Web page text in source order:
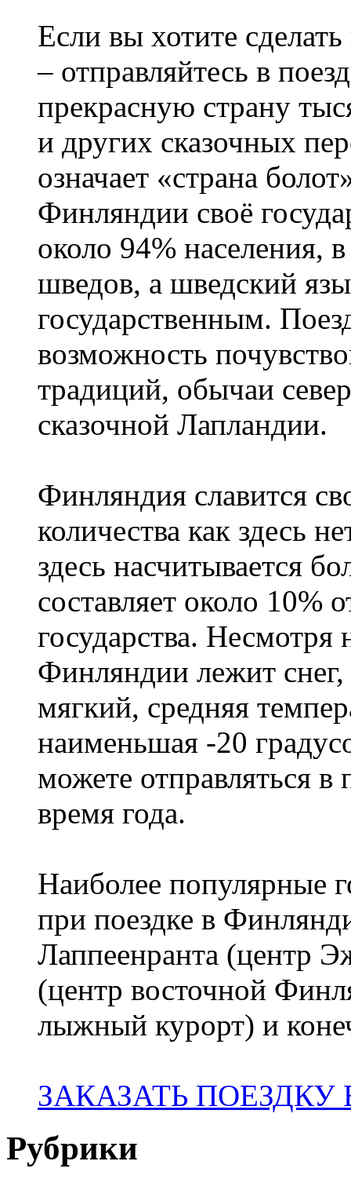
Если вы хотите
– отправляйтесь в
прекрасную страну
и других сказочных
означает «страна
Финляндии своё
около 94% населения,
шведов, а шведский
государственным.
возможность
традиций, обычаи
сказочной Лапландии.
Финляндия славится
количества как здесь
здесь насчитывается
составляет около 10%
государства. Несмотря
Финляндии лежит
мягкий, средняя
наименьшая -20
можете отправляться
время года.
Наиболее популярные
при поездке в
Лаппеенранта (центр
(центр восточной
лыжный курорт) и
ЗАКАЗАТЬ
Рубрики